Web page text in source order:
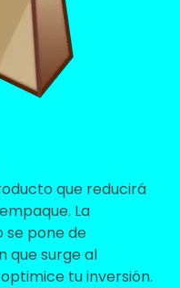
que reducirá
La
se pone de
que surge al
tu inversión.